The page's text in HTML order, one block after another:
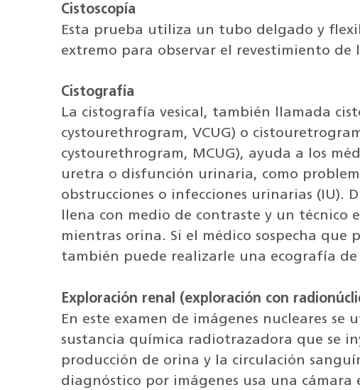
Cistoscopía
Esta prueba utiliza un tubo delgado y
extremo para observar el revestimiento de
Cistografía
La cistografía vesical, también llamada
cystourethrogram, VCUG) o
cystourethrogram, MCUG), ayuda a los
uretra o disfunción urinaria, como
obstrucciones o infecciones urinarias (IU).
llena con medio de contraste y un técnico
mientras orina. Si el médico sospecha que
también puede realizarle una ecografía de
Exploración renal (exploración con
En este examen de imágenes nucleares
sustancia química radiotrazadora que se
producción de orina y la circulación
diagnóstico por imágenes usa una cámara